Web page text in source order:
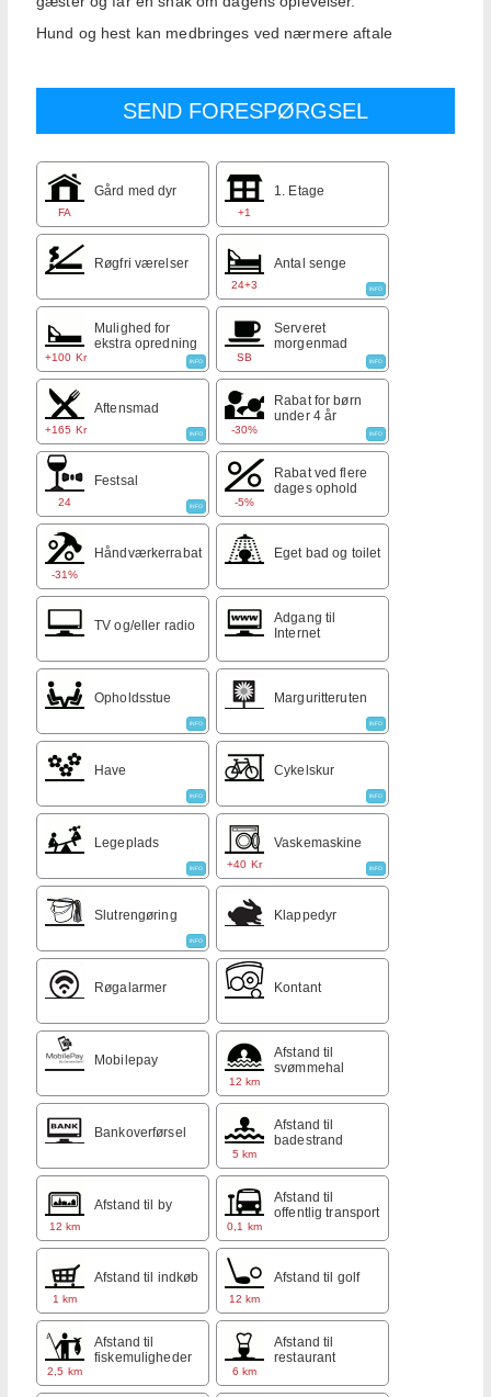
Hund og hest kan medbringes ved nærmere aftale
FA
Gård med dyr
+1
1. Etage
Røgfri værelser
24+3
Antal senge
INFO
+100 Kr
Mulighed for
ekstra opredning
INFO SB
Serveret
morgenmad
INFO
+165 Kr
Aftensmad
INFO -30%
Rabat for børn
under 4 år
INFO
24
Festsal
INFO -5%
Rabat ved flere
dages ophold
-31%
Håndværkerrabat Eget bad og toilet
TV og/eller radio
Adgang til
Internet
Opholdsstue
INFO
Marguritteruten
INFO
Have
INFO
Cykelskur
INFO
Legeplads
INFO +40 Kr
Vaskemaskine
INFO
Slutrengøring
INFO
Klappedyr
Røgalarmer Kontant
Mobilepay
12 km
Afstand til
svømmehal
Bankoverførsel
5 km
Afstand til
badestrand
12 km
Afstand til by
0,1 km
Afstand til
offentlig transport
1 km
Afstand til indkøb
12 km
Afstand til golf
2,5 km
Afstand til
fiskemuligheder
6 km
Afstand til
restaurant